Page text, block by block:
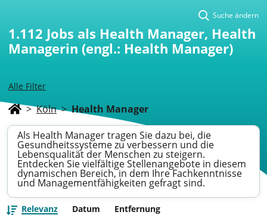
Alle Filter
Suche ändern
1.112 Jobs als Health Manager, Health
Managerin (engl.: Health Manager)
> Köln > Health Manager
Als Health Manager tragen Sie dazu bei, die
Gesundheitssysteme zu verbessern und die
Lebensqualität der Menschen zu steigern.
Entdecken Sie vielfältige Stellenangebote in diesem
dynamischen Bereich, in dem Ihre Fachkenntnisse
und Managementfähigkeiten gefragt sind.
Relevanz Datum Entfernung